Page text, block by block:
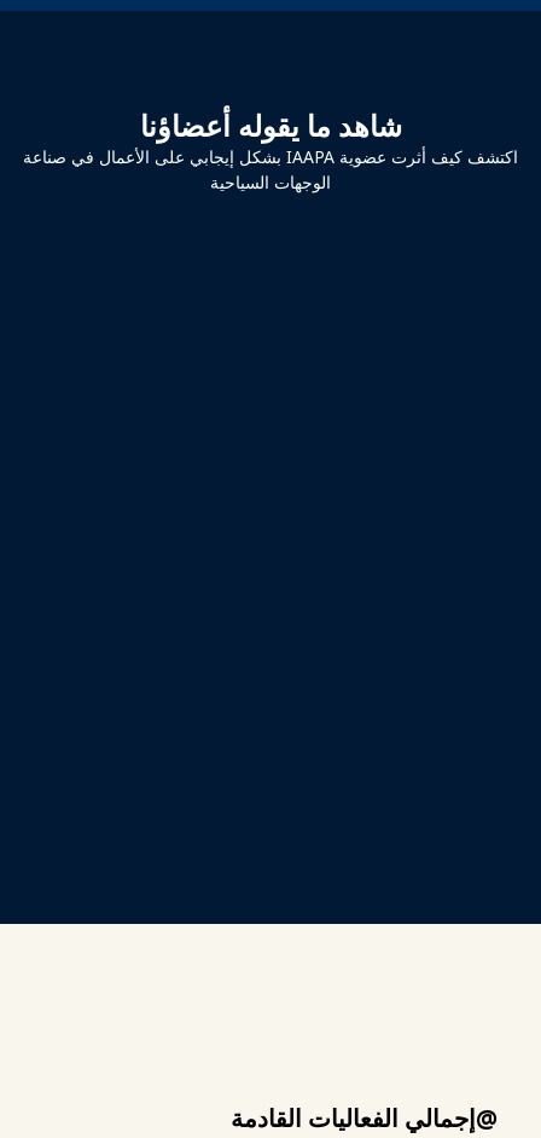
شاهد ما يقوله أعضاؤنا
اكتشف كيف أثرت عضوية IAAPA بشكل إيجابي على الأعمال في صناعة
الوجهات السياحية
@إجمالي الفعاليات القادمة